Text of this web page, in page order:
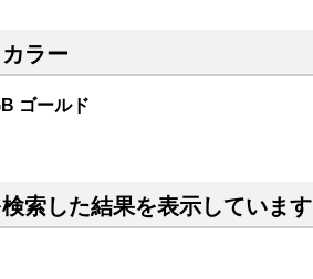
ラー
ゴールド
索した結果を表示しています